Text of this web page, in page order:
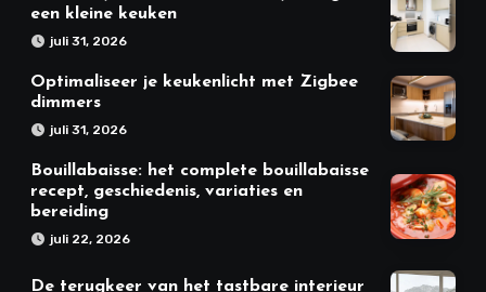
een kleine keuken
juli 31, 2026
Optimaliseer je keukenlicht met Zigbee
dimmers
juli 31, 2026
Bouillabaisse: het complete bouillabaisse
recept, geschiedenis, variaties en
bereiding
juli 22, 2026
De terugkeer van het tastbare interieur